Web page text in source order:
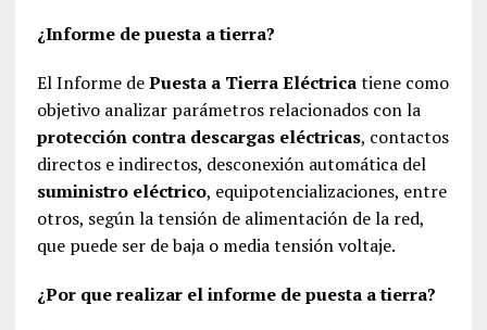
¿Informe de puesta a tierra?
El Informe dePuesta a Tierra Eléctricatiene como
objetivo analizar parámetros relacionados con la
protección contra descargas eléctricas, contactos
directos e indirectos, desconexión automática del
suministro eléctrico, equipotencializaciones, entre
otros, según la tensión de alimentación de la red,
que puede ser de baja o media tensión voltaje.
¿Por que realizar el informe de puesta a tierra?